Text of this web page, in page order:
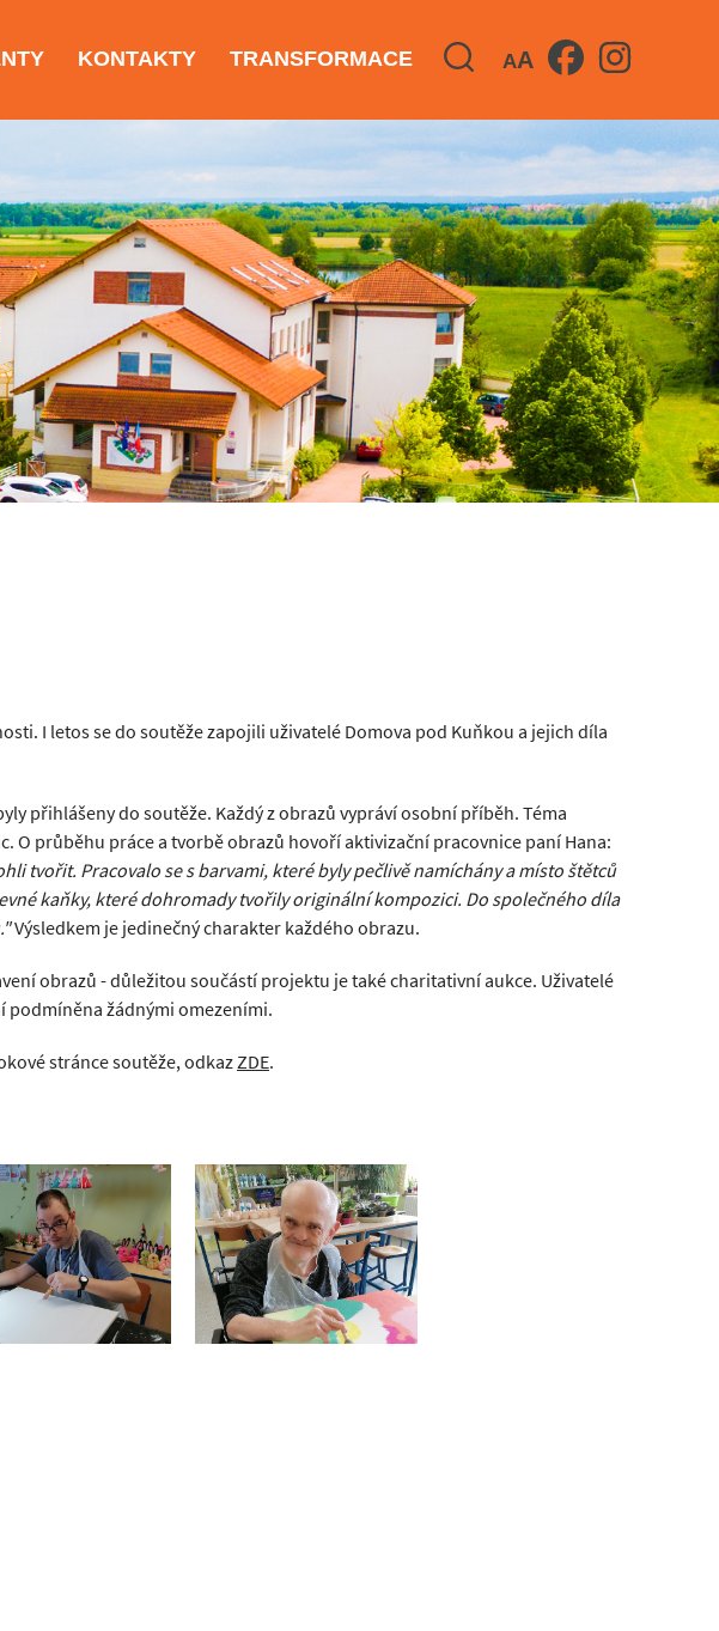
KONTAKTY TRANSFORMACE AA
I letos se do soutěže zapojili uživatelé Domova pod Kuňkou a jejich díla
přihlášeny do soutěže. Každý z obrazů vypráví osobní příběh. Téma
průběhu práce a tvorbě obrazů hovoří aktivizační pracovnice paní Hana:
tvořit. Pracovalo se s barvami, které byly pečlivě namíchány a místo štětců
kaňky, které dohromady tvořily originální kompozici. Do společného díla
Výsledkem je jedinečný charakter každého obrazu.
obrazů - důležitou součástí projektu je také charitativní aukce. Uživatelé
podmíněna žádnými omezeními.
stránce soutěže, odkazZDE.